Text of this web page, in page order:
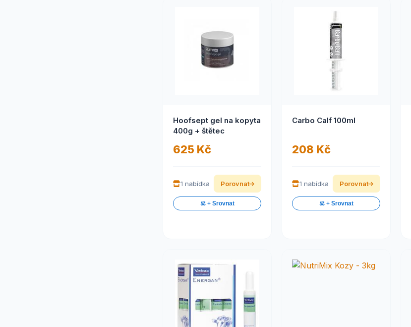
Hoofsept gel na kopyta
400g + štětec
625 Kč
1 nabídka Porovnat
⚖️ + Srovnat
Carbo Calf 100ml
208 Kč
1 nabídka Porovnat
⚖️ + Srovnat